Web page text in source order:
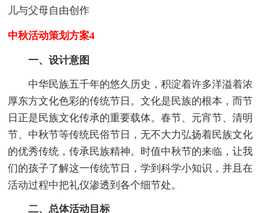
儿与父母自由创作
中秋活动策划方案4
一、设计意图
中华民族五千年的悠久历史，积淀着许多洋溢着浓
厚东方文化色彩的传统节日。文化是民族的根本，而节
日正是民族文化传承的重要载体。春节、元宵节、清明
节、中秋节等传统民俗节日，无不大力弘扬着民族文化
的优秀传统，传承民族精神。时值中秋节的来临，让我
们的孩子了解这一传统节日，学到科学小知识，并且在
活动过程中把礼仪渗透到各个细节处。
二、总体活动目标